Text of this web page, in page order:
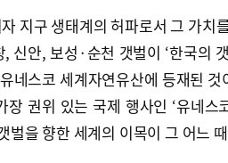
지구 생태계의 허파로서 그 가치
신안, 보성·순천 갯벌이 ‘한국의
네스코 세계자연유산에 등재된 것
권위 있는 국제 행사인 ‘유네스
벌을 향한 세계의 이목이 그 어느